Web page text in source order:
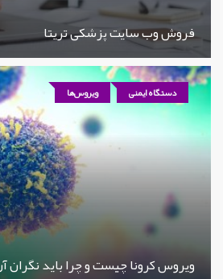
فروش وب سایت پزشکی تریتا
دستگاه ایمنی ویروس‌ها
ویروس کرونا چیست و چرا باید نگران